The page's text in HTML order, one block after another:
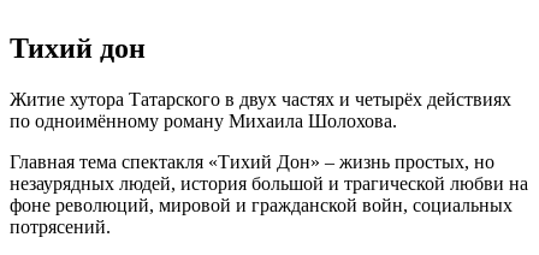
Тихий дон
Житие хутора Татарского в двух частях и четырёх действиях
по одноимённому роману Михаила Шолохова.
Главная тема спектакля «Тихий Дон» – жизнь простых, но
незаурядных людей, история большой и трагической любви на
фоне революций, мировой и гражданской войн, социальных
потрясений.